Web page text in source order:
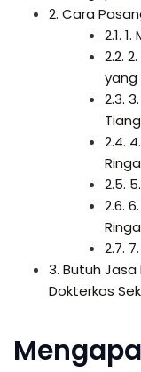
2. Cara
2.1. 1.
2.2.
2.3.
2.4.
2.5.
2.6.
2.7.
3. Butuh Jasa
Dokterkos